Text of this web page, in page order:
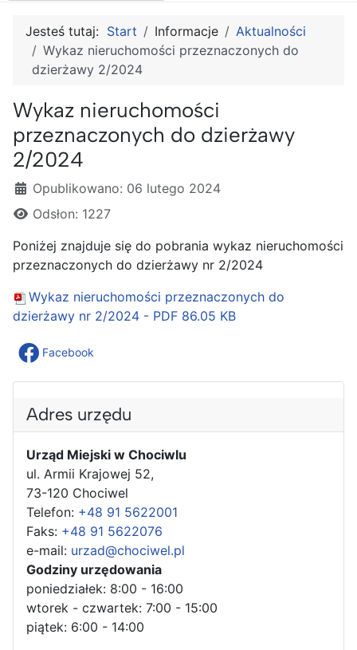
Jesteś tutaj: Start Informacje
Aktualności
Wykaz nieruchomości przeznaczonych do
dzierżawy 2/2024
Wykaz nieruchomości
przeznaczonych do dzierżawy
2/2024
Szczegóły
Opublikowano: 06 lutego 2024
Odsłon: 1227
Poniżej znajduje się do pobrania wykaz nieruchomości
przeznaczonych do dzierżawy nr 2/2024
Wykaz nieruchomości przeznaczonych do
dzierżawy nr 2/2024 - PDF 86.05 KB
Facebook
Adres urzędu
Urząd Miejski w Chociwlu
ul. Armii Krajowej 52,
73-120 Chociwel
Telefon: +48 91 5622001
Faks: +48 91 5622076
e-mail: urzad@chociwel.pl
Godziny urzędowania
poniedziałek: 8:00 - 16:00
wtorek - czwartek: 7:00 - 15:00
piątek: 6:00 - 14:00